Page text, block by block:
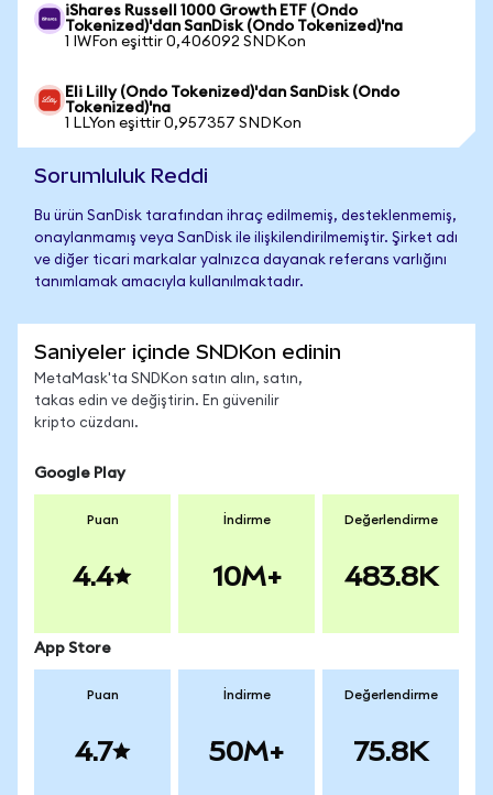
iShares Russell 1000 Growth ETF (Ondo
Tokenized)'dan SanDisk (Ondo Tokenized)'na
1 IWFon eşittir 0,406092 SNDKon
Eli Lilly (Ondo Tokenized)'dan SanDisk (Ondo
Tokenized)'na
1 LLYon eşittir 0,957357 SNDKon
Sorumluluk Reddi
Bu ürün SanDisk tarafından ihraç edilmemiş, desteklenmemiş,
onaylanmamış veya SanDisk ile ilişkilendirilmemiştir. Şirket adı
ve diğer ticari markalar yalnızca dayanak referans varlığını
tanımlamak amacıyla kullanılmaktadır.
Saniyeler içinde SNDKon edinin
MetaMask'ta SNDKon satın alın, satın,
takas edin ve değiştirin. En güvenilir
kripto cüzdanı.
Google Play
Puan
4.4
İndirme
10M+
Değerlendirme
483.8K
App Store
Puan
4.7
İndirme
50M+
Değerlendirme
75.8K